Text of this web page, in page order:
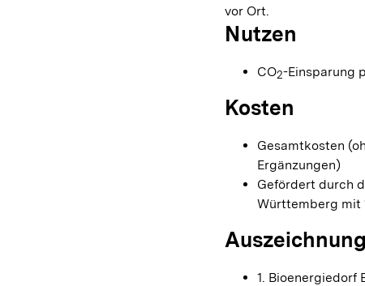
vor Ort.
Nutzen
CO2-Einsparung
Kosten
Gesamtkosten
Ergänzungen)
Gefördert durch
Württemberg mit
Auszeichnung
1. Bioenergiedorf